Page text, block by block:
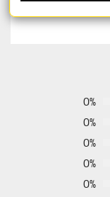
0%
0%
0%
0%
0%